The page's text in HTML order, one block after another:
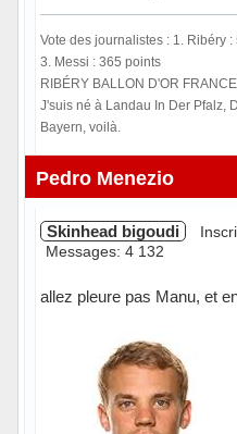
Vote des journalistes : 1. Ribéry
3. Messi : 365 points
RIBÉRY BALLON D'OR
J'suis né à Landau In Der Pfalz,
Bayern, voilà.
Hors ligne
Pedro Menezio
Skinhead bigoudi
Messages: 4 132
allez pleure pas Manu, et